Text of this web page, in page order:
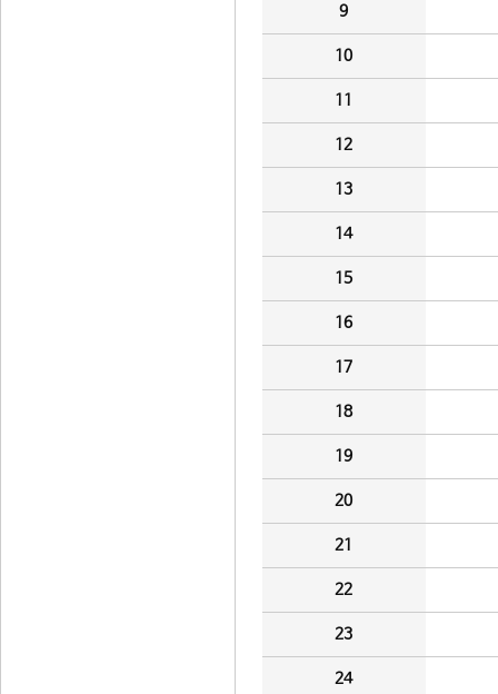
9
10
11
12
13
14
15
16
17
18
19
20
21
22
23
24